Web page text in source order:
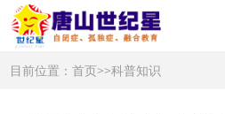
目前位置：首页>>科普知识